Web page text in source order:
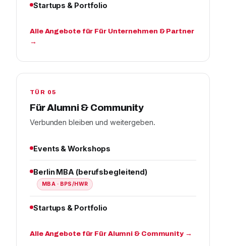
Startups & Portfolio
Alle Angebote für Für Unternehmen & Partner
→
TÜR 05
Für Alumni & Community
Verbunden bleiben und weitergeben.
Events & Workshops
Berlin MBA (berufsbegleitend)
MBA · BPS/HWR
Startups & Portfolio
Alle Angebote für Für Alumni & Community →